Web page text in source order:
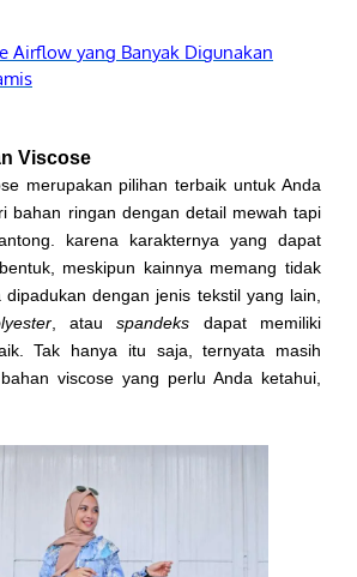
Airflow yang Banyak Digunakan
Viscose
merupakan pilihan terbaik untuk Anda
bahan ringan dengan detail mewah tapi
karena karakternya yang dapat
meskipun kainnya memang tidak
dengan jenis tekstil yang lain,
, atauspandeks dapat memiliki
Tak hanya itu saja, ternyata masih
viscose yang perlu Anda ketahui,